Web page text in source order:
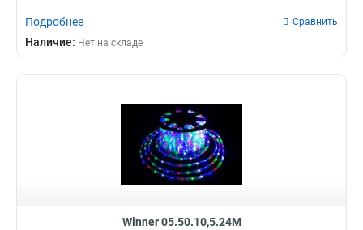
Подробнее Сравнить
Наличие: Нет на складе
Winner 05.50.10,5.24M